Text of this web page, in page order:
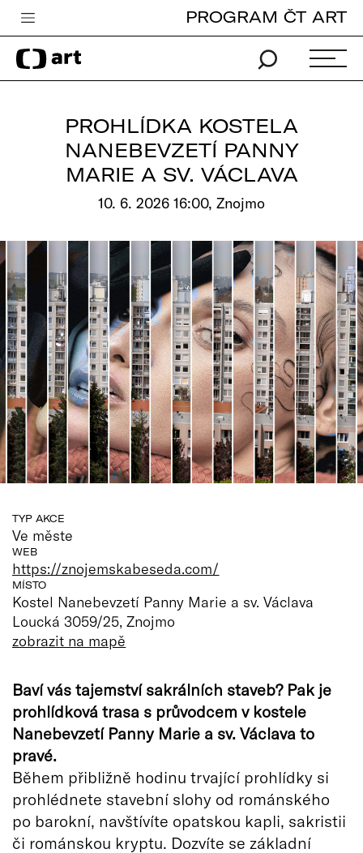
Česká televize
Zpravodajství
TV program
edu
Vše o ČT
PROGRAM ČT ART
PROHLÍDKA KOSTELA
NANEBEVZETÍ PANNY
MARIE A SV. VÁCLAVA
10. 6. 2026 16:00, Znojmo
TYP AKCE
Ve měste
WEB
https://znojemskabeseda.com/
MÍSTO
Kostel Nanebevzetí Panny Marie a sv. Václava
Loucká 3059/25, Znojmo
zobrazit na mapě
Baví vás tajemství sakrálních staveb? Pak je
prohlídková trasa s průvodcem v kostele
Nanebevzetí Panny Marie a sv. Václava to
pravé.
Během přibližně hodinu trvající prohlídky si
prohlédnete stavební slohy od románského
po barokní, navštívíte opatskou kapli, sakristii
či románskou kryptu. Dozvíte se základní